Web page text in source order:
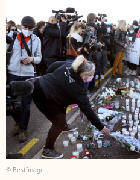
© BestImage